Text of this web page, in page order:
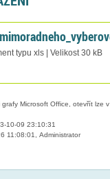
typu xls | Velikost 30 kB
Microsoft Office, otevřít lze
10-09 23:10:31
11:08:01, Administrator